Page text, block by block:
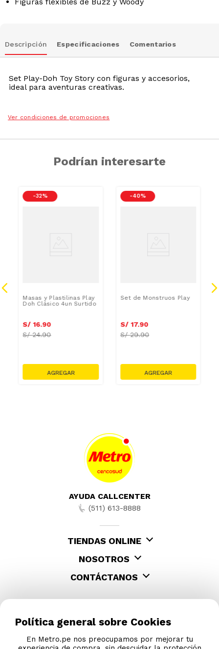
Descripción Especificaciones Comentarios
Set Play-Doh Toy Story con figuras y accesorios,
ideal para aventuras creativas.
Ver condiciones de promociones
Podrían interesarte
-32 %
Masas y Plastilinas Play
Doh Clásico 4un Surtido
S/ 16.90
S/24.90
-40 %
Set de Monstruos Play
S/ 17.90
S/29.90
AYUDA CALLCENTER
(511) 613-8888
TIENDAS ONLINE
NOSOTROS
CONTÁCTANOS
Política general sobre Cookies
En Metro.pe nos preocupamos por mejorar tu